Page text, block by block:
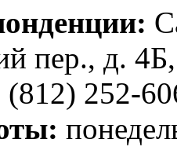
пер., д.
(812) 252-